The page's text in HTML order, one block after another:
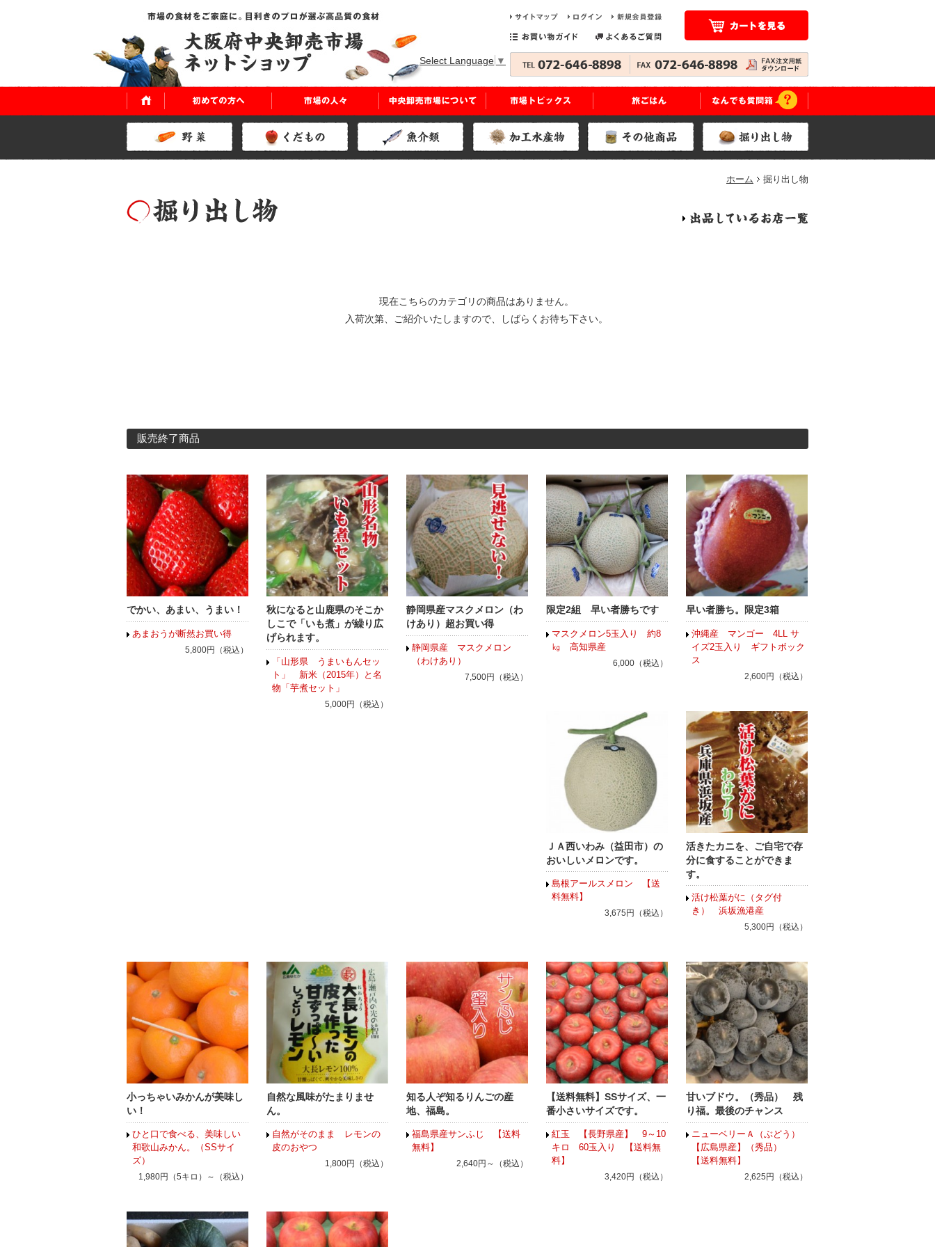
Select Language ▼
ホーム 掘り出し物
現在こちらのカテゴリの商品はありません。
入荷次第、ご紹介いたしますので、しばらくお待ち下さい。
販売終了商品
でかい、あまい、うまい！
あまおうが断然お買い得
5,800円（税込）
秋になると山鹿県のそこか
しこで「いも煮」が繰り広
げられます。
「山形県 うまいもんセッ
ト」 新米（2015年）と名
物「芋煮セット」
5,000円（税込）
静岡県産マスクメロン（わ
けあり）超お買い得
静岡県産 マスクメロン
（わけあり）
7,500円（税込）
限定2組 早い者勝ちです
マスクメロン5玉入り 約8
㎏ 高知県産
6,000（税込）
早い者勝ち。限定3箱
沖縄産 マンゴー 4LL サ
イズ2玉入り ギフトボック
ス
2,600円（税込）
ＪＡ西いわみ（益田市）の
おいしいメロンです。
島根アールスメロン 【送
料無料】
3,675円（税込）
活きたカニを、ご自宅で存
分に食することができま
す。
活け松葉がに（タグ付
き） 浜坂漁港産
5,300円（税込）
小っちゃいみかんが美味し
い！
ひと口で食べる、美味しい
和歌山みかん。（SSサイ
ズ）
1,980円（5キロ）～（税込）
自然な風味がたまりませ
ん。
自然がそのまま レモンの
皮のおやつ
1,800円（税込）
知る人ぞ知るりんごの産
地、福島。
福島県産サンふじ 【送料
無料】
2,640円～（税込）
【送料無料】SSサイズ、一
番小さいサイズです。
紅玉 【長野県産】 9～10
キロ 60玉入り 【送料無
料】
3,420円（税込）
甘いブドウ。（秀品） 残
り福。最後のチャンス
ニューベリーＡ（ぶどう）
【広島県産】（秀品）
【送料無料】
2,625円（税込）